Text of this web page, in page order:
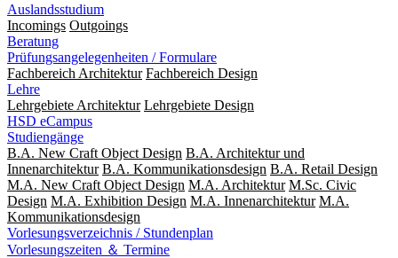
Auslandsstudium
Incomings Outgoings
Beratung
Prüfungsangelegenheiten / Formulare
Fachbereich Architektur Fachbereich Design
Lehre
Lehrgebiete Architektur Lehrgebiete Design
HSD eCampus
Studiengänge
B.A. New Craft Object Design B.A. Architektur und
Innenarchitektur B.A. Kommunikationsdesign B.A. Retail Design
M.A. New Craft Object Design M.A. Architektur M.Sc. Civic
Design M.A. Exhibition Design M.A. Innenarchitektur M.A.
Kommunikationsdesign
Vorlesungsverzeichnis / Stundenplan
Vorlesungszeiten ＆ Termine